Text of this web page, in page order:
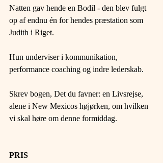
Natten gav hende en Bodil - den blev fulgt
op af endnu én for hendes præstation som
Judith i Riget.
Hun underviser i kommunikation,
performance coaching og indre lederskab.
Skrev bogen, Det du favner: en Livsrejse,
alene i New Mexicos højørken, om hvilken
vi skal høre om denne formiddag.
PRIS